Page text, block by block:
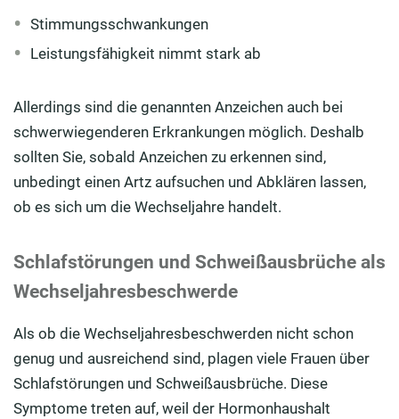
Stimmungsschwankungen
Leistungsfähigkeit nimmt stark ab
Allerdings sind die genannten Anzeichen auch bei
schwerwiegenderen Erkrankungen möglich. Deshalb
sollten Sie, sobald Anzeichen zu erkennen sind,
unbedingt einen Artz aufsuchen und Abklären lassen,
ob es sich um die Wechseljahre handelt.
Schlafstörungen und Schweißausbrüche als
Wechseljahresbeschwerde
Als ob die Wechseljahresbeschwerden nicht schon
genug und ausreichend sind, plagen viele Frauen über
Schlafstörungen und Schweißausbrüche. Diese
Symptome treten auf, weil der Hormonhaushalt